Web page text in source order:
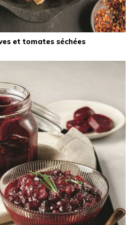
et tomates séchées